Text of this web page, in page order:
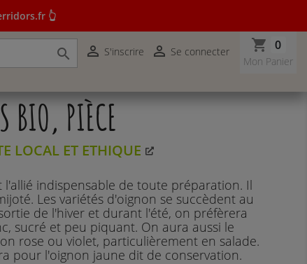
👆
  S'inscrire  Se connecter shopping_cart 0
Mon Panier
👆
BIO, PIÈCE
LOCAL ET ETHIQUE
l'allié indispensable de toute préparation. Il
Les variétés d'oignon se succèdent au
de l'hiver et durant l'été, on préfèrera
sucré et peu piquant. On aura aussi le
rose ou violet, particulièrement en salade.
pour l'oignon jaune dit de conservation.